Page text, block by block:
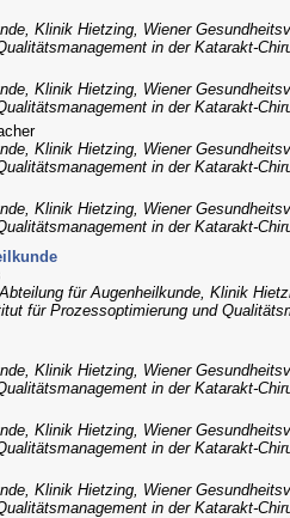
Klinik Hietzing, Wiener
in der Katarakt-
Klinik Hietzing, Wiener
in der Katarakt-
Klinik Hietzing, Wiener
in der Katarakt-
Klinik Hietzing, Wiener
in der Katarakt-
für Augenheilkunde, Klinik
für Prozessoptimierung und
Klinik Hietzing, Wiener
in der Katarakt-
Klinik Hietzing, Wiener
in der Katarakt-
Klinik Hietzing, Wiener
in der Katarakt-